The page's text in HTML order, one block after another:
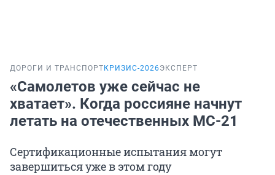
ДОРОГИ И ТРАНСПОРТ КРИЗИС-2026ЭКСПЕРТ
«Самолетов уже сейчас не
хватает». Когда россияне начнут
летать на отечественных МС-21
Сертификационные испытания могут
завершиться уже в этом году